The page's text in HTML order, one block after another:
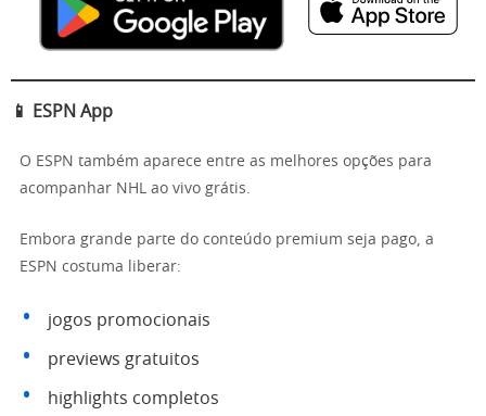
📱 ESPN App
O ESPN também aparece entre as melhores opções para
acompanhar NHL ao vivo grátis.
Embora grande parte do conteúdo premium seja pago, a
ESPN costuma liberar:
jogos promocionais
previews gratuitos
highlights completos